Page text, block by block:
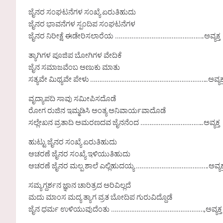
ಜೈನರ ಸಂಘಟನೆಗಳ ಸಂಖ್ಯೆ ಏರುತಿಹುದು
ಜೈನರ ಭಾವನೆಗಳ ಸ್ಪಂದಿಪ ಸಂಘಟನೆಗಳ
ಜೈನರ ನಿರೀಕ್ಷೆ ಈಡೇರಿಸಲಾರೆಯ ………………………………………….ಅವ್ಯಕ್ತ
ತ್ಯಾಗಿಗಳ ಪೂಜಿಪ ಬೋಗಿಗಳ ವೇದಿಕೆ
ಜೈನ ಸಮಾಜವೆಂಬ ಅಣುಕು ಮಾತು
ಸತ್ಯವೇ ಮಿಥ್ಯವೇ ಪೇಳು
ವೃದ್ಯಾಪದಿ ಸಾವು ಸಮೀಪಿಸದೊಡೆ
ರೋಗ ರುಜಿನ ಇಮ್ಮಡಿಸಿ ಅಂತ್ಯ ಅನಿವಾರ್ಯವಾದೊಡೆ
ಸಲ್ಲೇಖನ ವ್ರತಾದಿ ಅಮರಣದವ ಜೈನನೆಂದ ……………………………..ಅವ್ಯಕ್ತ
ಹುಟ್ಟು ಜೈನರ ಸಂಖ್ಯೆ ಏರುತಿಹುದು
ಆಚರಣೆ ಜೈನರ ಸಂಖ್ಯೆ ಇಳಿಯುತಿಹುದು
ಆಚರಣೆ ಜೈನರ ಮಲ್ಪ ಶಾಲೆ ಎಲ್ಲಿಹುದಯ್ಯ
ಸಮ್ಯಗ್ದರ್ಶನ ಜ್ಞಾನ ಚಾರಿತ್ರದ ಅರಿವಿಲ್ಲದೆ
ಮದು ಮಾಂಸ ಮದ್ಯ ತ್ಯಾಗ ವ್ರತ ಬೋದಿಪ ಗುರುವಿದ್ದೊಡೆ
ಜೈನ ಧರ್ಮ ಉಳಿಯುವುದೆಂತು ……………………………………………,ಅವ್ಯಕ್ತ